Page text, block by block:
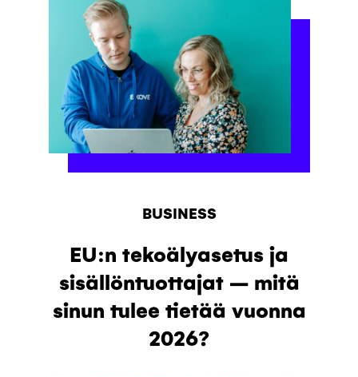
BUSINESS
EU:n tekoälyasetus ja
sisällöntuottajat – mitä
sinun tulee tietää vuonna
2026?